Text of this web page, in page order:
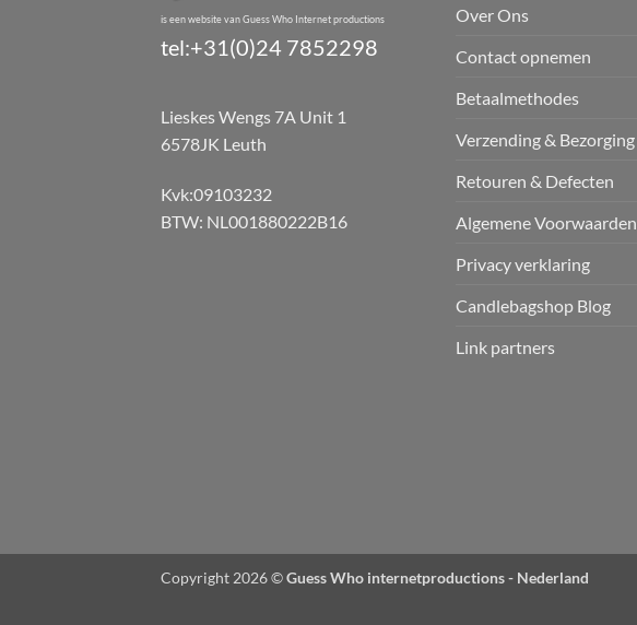
is een website van Guess Who Internet productions
tel:+31(0)24 7852298
Lieskes Wengs 7A Unit 1
6578JK Leuth
Kvk:09103232
BTW: NL001880222B16
Over Ons
Contact opnemen
Betaalmethodes
Verzending & Bezorging
Retouren & Defecten
Algemene Voorwaarden
Privacy verklaring
Candlebagshop Blog
Link partners
Copyright 2026 ©Guess Who internetproductions - Nederland